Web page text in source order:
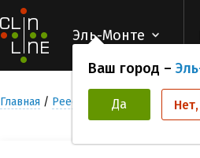
Эль-Монте
Ваш город –
Да
Главная Реестр Клинических